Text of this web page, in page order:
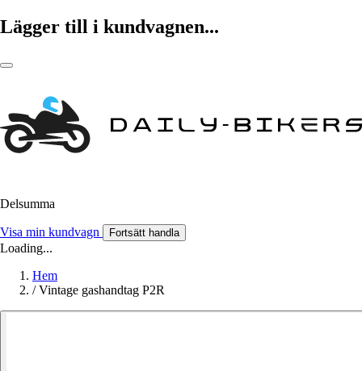
Lägger till i kundvagnen...
Delsumma
Visa min kundvagn Fortsätt handla
Loading...
Hem
/ Vintage gashandtag P2R